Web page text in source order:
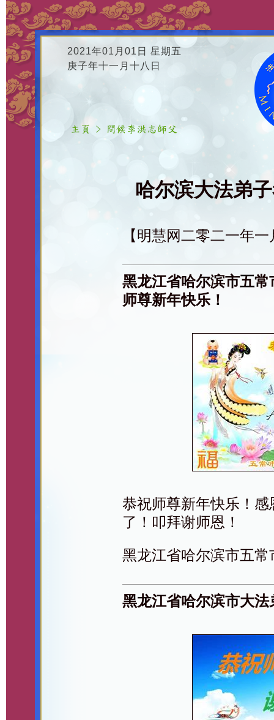
2021年01月01日 星期五
庚子年十一月十八日
哈尔滨大法弟
【明慧网二零二一年
黑龙江省哈尔滨市五
师尊新年快乐！
恭祝师尊新年快乐！
了！叩拜谢师恩！
黑龙江省哈尔滨市五
黑龙江省哈尔滨市大